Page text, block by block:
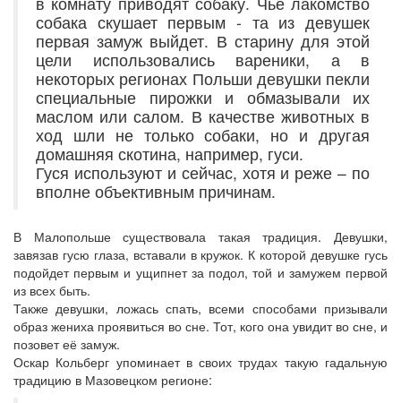
собака скушает первым - та из девушек
первая замуж выйдет. В старину для этой
цели использовались вареники, а в
некоторых регионах Польши девушки пекли
специальные пирожки и обмазывали их
маслом или салом. В качестве животных в
ход шли не только собаки, но и другая
домашняя скотина, например, гуси.
Гуся используют и сейчас, хотя и реже – по
вполне объективным причинам.
В Малопольше существовала такая традиция. Девушки,
завязав гусю глаза, вставали в кружок. К которой девушке гусь
подойдет первым и ущипнет за подол, той и замужем первой
из всех быть.
Также девушки, ложась спать, всеми способами призывали
образ жениха проявиться во сне. Тот, кого она увидит во сне, и
позовет её замуж.
Оскар Кольберг упоминает в своих трудах такую гадальную
традицию в Мазовецком регионе: